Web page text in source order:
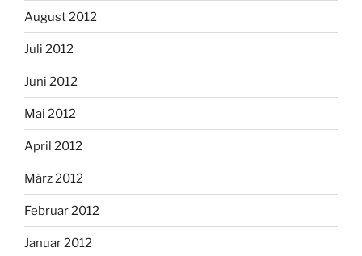
August 2012
Juli 2012
Juni 2012
Mai 2012
April 2012
März 2012
Februar 2012
Januar 2012